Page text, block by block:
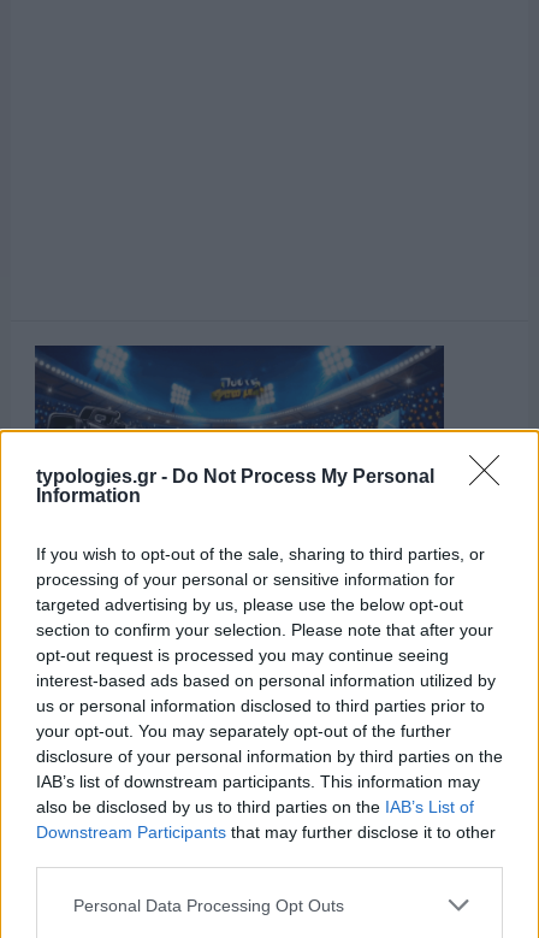
typologies.gr - Do Not Process My Personal
Information
If you wish to opt-out of the sale, sharing to third parties, or
processing of your personal or sensitive information for
targeted advertising by us, please use the below opt-out
section to confirm your selection. Please note that after your
opt-out request is processed you may continue seeing
interest-based ads based on personal information utilized by
us or personal information disclosed to third parties prior to
your opt-out. You may separately opt-out of the further
disclosure of your personal information by third parties on the
IAB’s list of downstream participants. This information may
also be disclosed by us to third parties on the IAB’s List of
Downstream Participants that may further disclose it to other
Please note that this website/app uses one or more Google
Personal Data Processing Opt Outs